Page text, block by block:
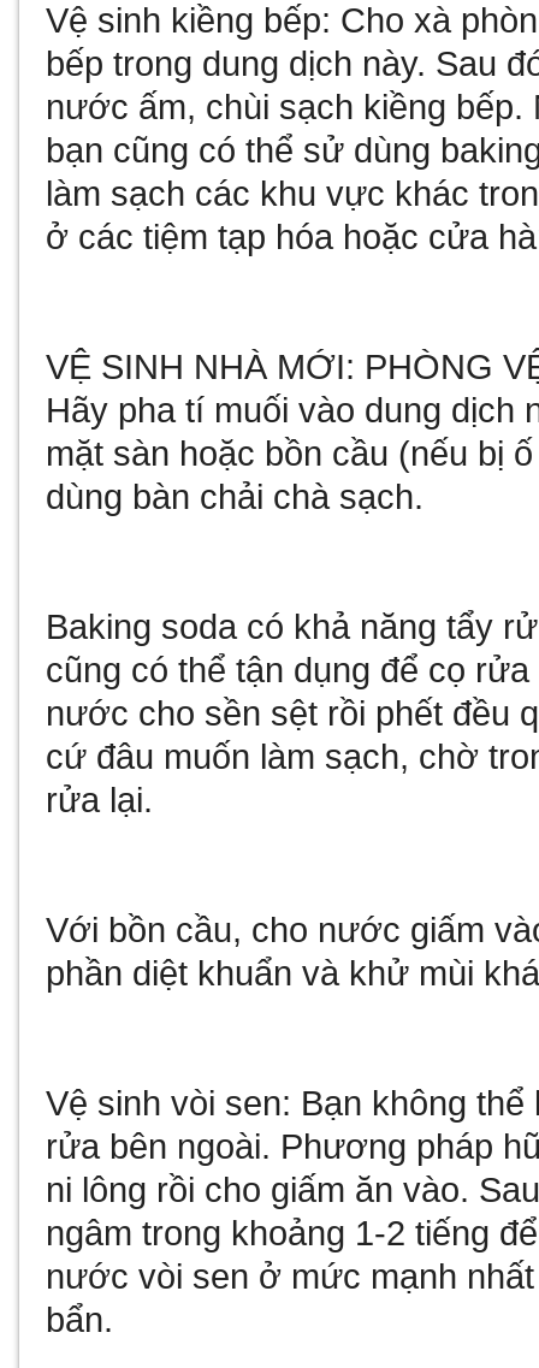
Vệ sinh kiềng bếp: Cho xà
bếp trong dung dịch này. Sau
nước ấm, chùi sạch kiềng
bạn cũng có thể sử dùng
làm sạch các khu vực khác
ở các tiệm tạp hóa hoặc cửa
VỆ SINH NHÀ MỚI: PHÒNG
Hãy pha tí muối vào dung dịch
mặt sàn hoặc bồn cầu (nếu bị
dùng bàn chải chà sạch.
Baking soda có khả năng tẩy
cũng có thể tận dụng để cọ
nước cho sền sệt rồi phết đều
cứ đâu muốn làm sạch, chờ
rửa lại.
Với bồn cầu, cho nước giấm
phần diệt khuẩn và khử mùi
Vệ sinh vòi sen: Bạn không
rửa bên ngoài. Phương pháp
ni lông rồi cho giấm ăn vào.
ngâm trong khoảng 1-2 tiếng
nước vòi sen ở mức mạnh
bẩn.